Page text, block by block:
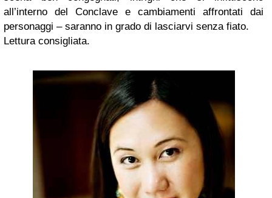
all’interno del Conclave e cambiamenti affrontati dai
personaggi – saranno in grado di lasciarvi senza fiato.
Lettura consigliata.